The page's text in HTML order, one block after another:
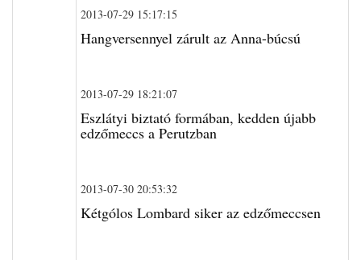
2013-07-29 15:17:15
Hangversennyel zárult az Anna-búcsú
2013-07-29 18:21:07
Eszlátyi biztató formában, kedden újabb
edzőmeccs a Perutzban
2013-07-30 20:53:32
Kétgólos Lombard siker az edzőmeccsen